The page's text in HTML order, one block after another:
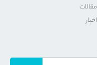
مقالات
اخبار